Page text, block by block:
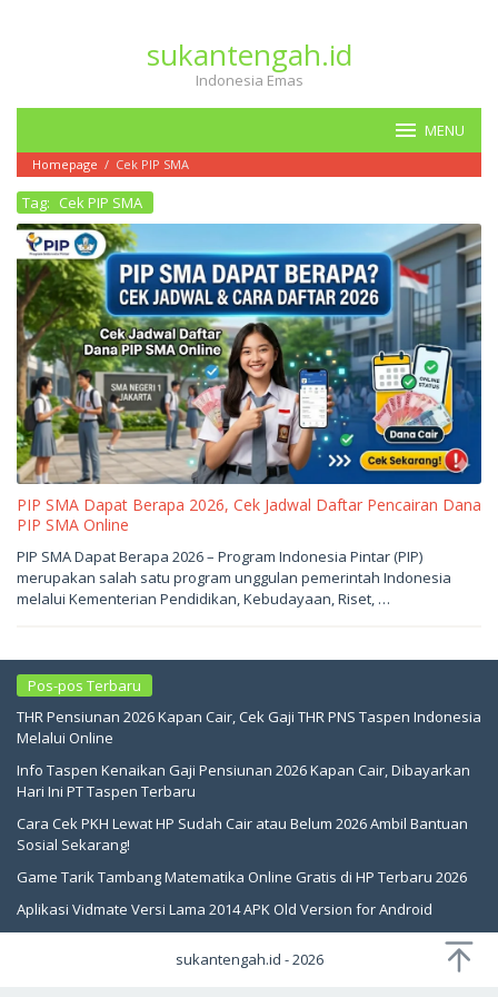
sukantengah.id
Indonesia Emas
MENU
Homepage / Cek PIP SMA
Tag: Cek PIP SMA
PIP SMA Dapat Berapa 2026, Cek Jadwal Daftar Pencairan Dana
PIP SMA Online
Mei
2026
oleh
sukantengah
PIP SMA Dapat Berapa 2026 – Program Indonesia Pintar (PIP)
merupakan salah satu program unggulan pemerintah Indonesia
melalui Kementerian Pendidikan, Kebudayaan, Riset, …
Pos-pos Terbaru
THR Pensiunan 2026 Kapan Cair, Cek Gaji THR PNS Taspen Indonesia
Melalui Online
Info Taspen Kenaikan Gaji Pensiunan 2026 Kapan Cair, Dibayarkan
Hari Ini PT Taspen Terbaru
Cara Cek PKH Lewat HP Sudah Cair atau Belum 2026 Ambil Bantuan
Sosial Sekarang!
Game Tarik Tambang Matematika Online Gratis di HP Terbaru 2026
Aplikasi Vidmate Versi Lama 2014 APK Old Version for Android
sukantengah.id - 2026